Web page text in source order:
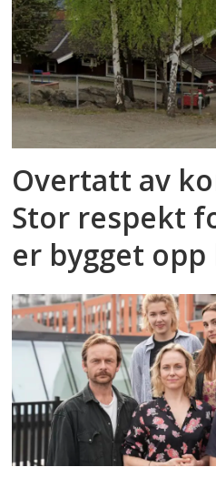
Overtatt av
Stor respekt
er bygget opp